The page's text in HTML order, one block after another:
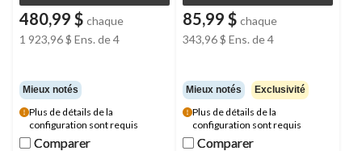
480,99 $ chaque
1 923,96 $ Ens. de 4
Mieux notés
Plus de détails de la
configuration sont requis
Comparer
Comparer
85,99 $ chaque
343,96 $ Ens. de 4
Mieux notés Exclusivité
Plus de détails de la
configuration sont requis
Comparer
Comparer